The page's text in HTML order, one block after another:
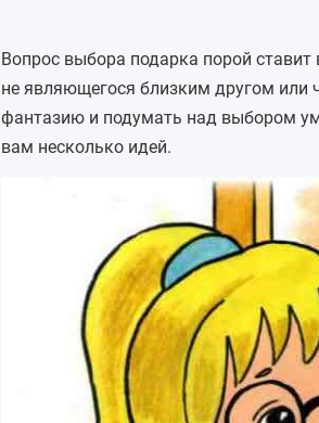
Вопрос выбора подарка порой
не являющегося близким другом или
фантазию и подумать над выбором
вам несколько идей.